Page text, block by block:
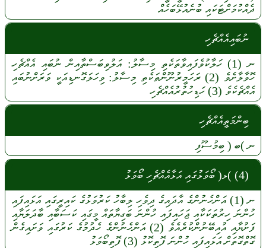
ދެއްކުމަށްޓަކައި ބުނެއުޅޭބަހެއް
ނުބައިއެއްޗެހި
ނ (1) ހަލާކުވެފައިވާތަކެތި މިސާލު:އަލުވިބަސްތާއިންނުބައިއެއްޗެހި
ހޮވާލާށެވެ (2) ރަހަމީރުނޫންތަކެތި މިސާލު:ވިހަލަގޮނޑިއަކީވަރަށްނުބައި
އެއްޗެކެވެ (3) ހަޑިހުތުރުއެއްޗެހި
ބިންމަތީއެއްޗެހި
ނ)ބ ( ބިމުސޫފި
(4) )ޅ( ބޯވަޅުގައި އަޅާއެއްޗެހި ބޯވަޅު
ނ(1) އަންހެނުންގެއާދައިގެ ދިވެހިލިބާހުކަރުވަޅުގެކައިރީގައިއަޅައިފައި
ހުންނަހިރުތަކަކާއިޖަހައިފައި ހުންނަބަގިޔާތައް މީގައިކަސަބާއި ބާދަލަޔާއި
ފަށުޔާއިއުއިބޭނުންކުރެއެވެ (2) އަންހެނުންގެހެދުމުގެކަރުގައިވަށައިގެން
ގޮތްގޮތަށްއަޅައިފައި ހުންނަފޮތިކޮޅު (3) ފޮތިބޯވަޅު